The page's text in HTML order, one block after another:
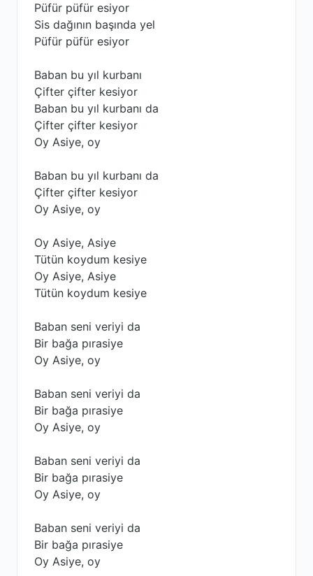
Püfür püfür esiyor
Sis dağının başında yel
Püfür püfür esiyor
Baban bu yıl kurbanı
Çifter çifter kesiyor
Baban bu yıl kurbanı da
Çifter çifter kesiyor
Oy Asiye, oy
Baban bu yıl kurbanı da
Çifter çifter kesiyor
Oy Asiye, oy
Oy Asiye, Asiye
Tütün koydum kesiye
Oy Asiye, Asiye
Tütün koydum kesiye
Baban seni veriyi da
Bir bağa pırasiye
Oy Asiye, oy
Baban seni veriyi da
Bir bağa pırasiye
Oy Asiye, oy
Baban seni veriyi da
Bir bağa pırasiye
Oy Asiye, oy
Baban seni veriyi da
Bir bağa pırasiye
Oy Asiye, oy